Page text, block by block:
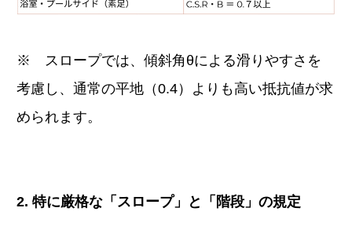
※ スロープでは、傾斜角θによる滑りやすさを
考慮し、通常の平地（0.4）よりも高い抵抗値が求
められます。
2. 特に厳格な「スロープ」と「階段」の規定